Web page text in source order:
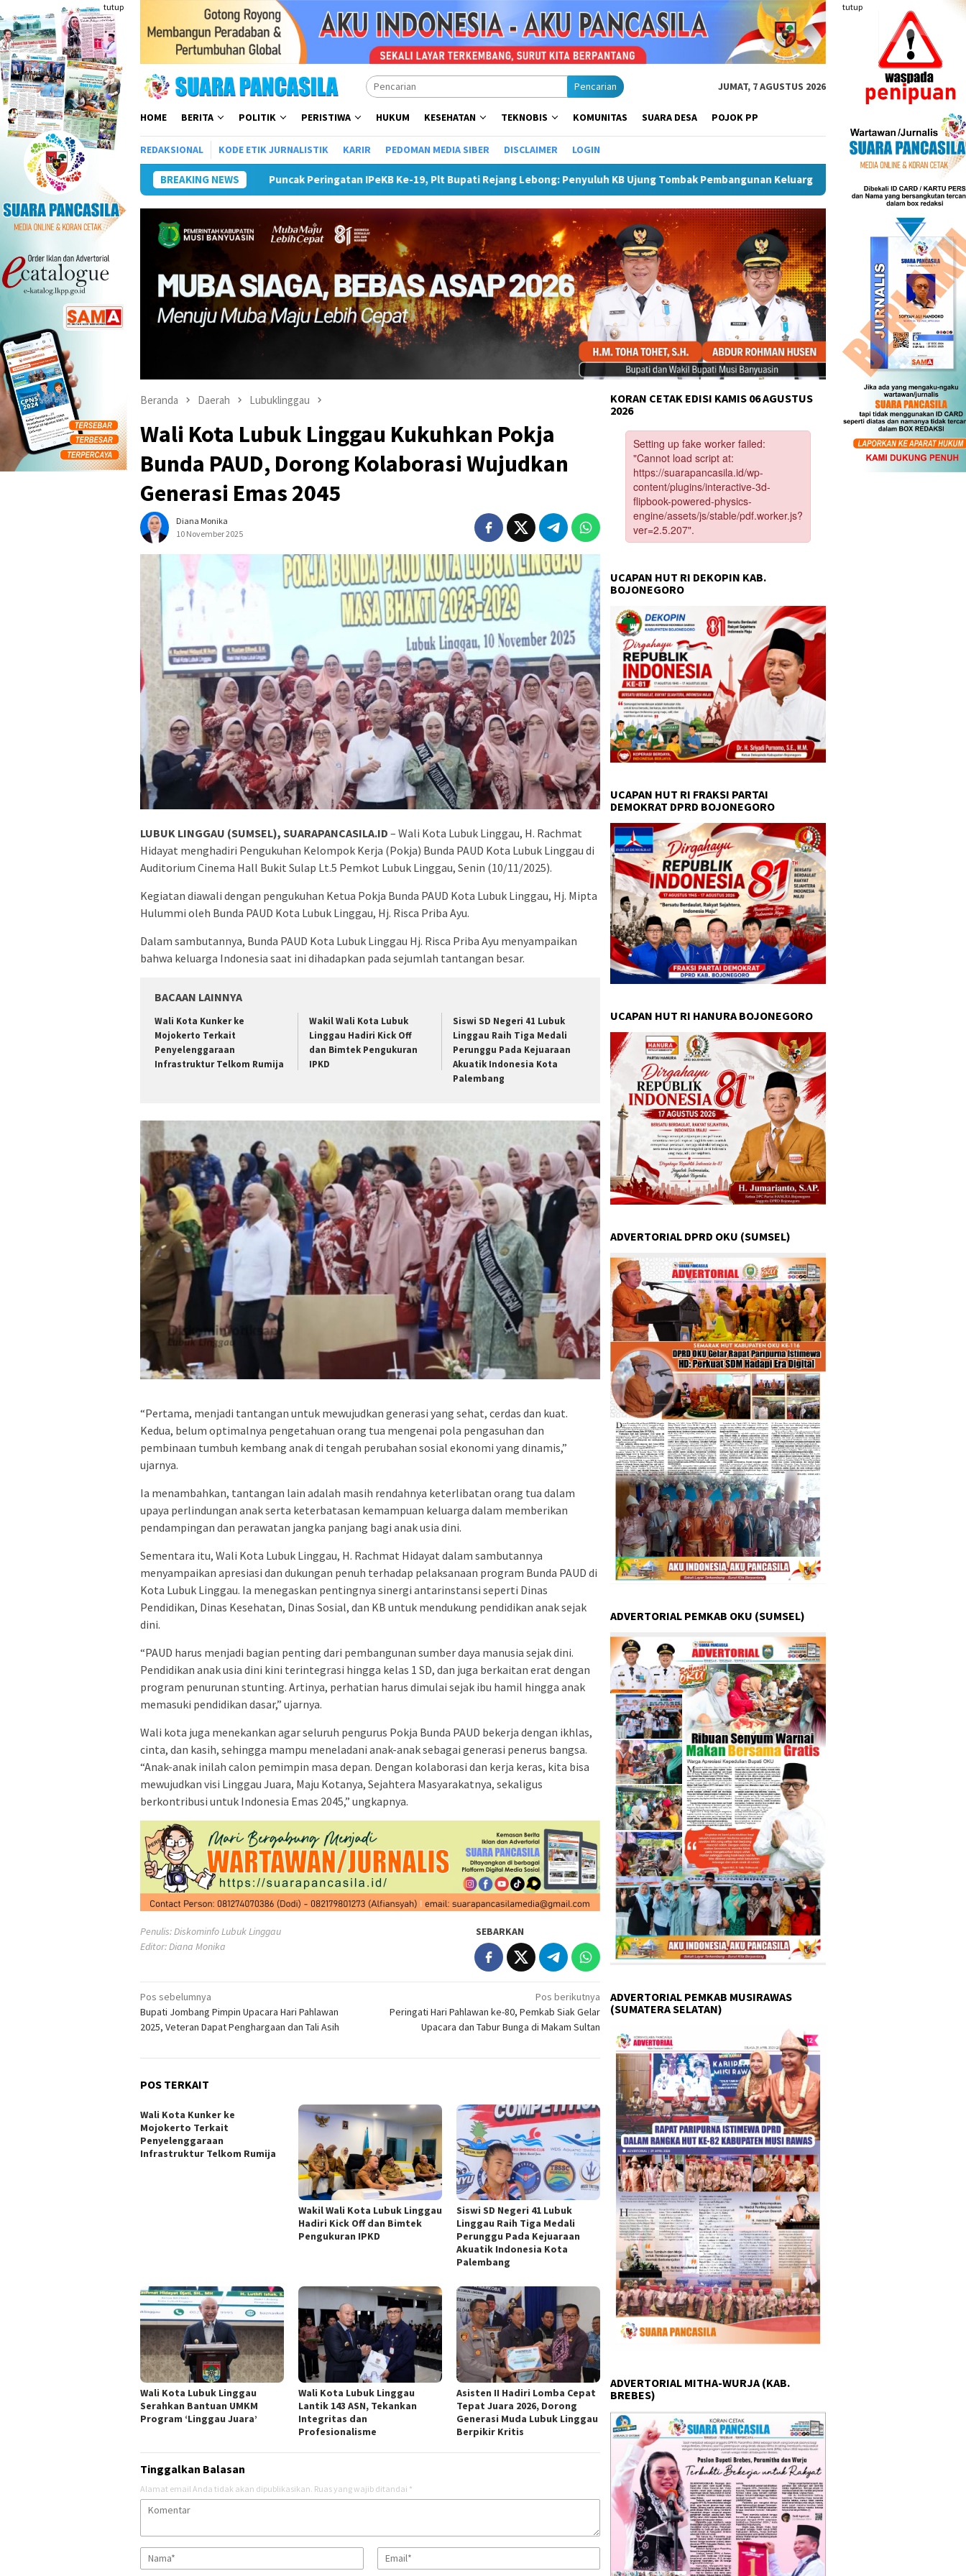
ke
konten
tutup tutup
Pencarian JUMAT, 7 AGUSTUS 2026
HOME BERITA POLITIK PERISTIWA HUKUM KESEHATAN TEKNOBIS KOMUNITAS SUARA DESA POJOK PP
REDAKSIONAL KODE ETIK JURNALISTIK KARIR PEDOMAN MEDIA SIBER DISCLAIMER LOGIN
BREAKING NEWS
Puncak Peringatan IPeKB Ke-19, Plt Bupati Rejang Lebong: Penyuluh KB Ujung Tombak Pembangunan Keluarga Sekda Pimpin Rapat, Pemkab Rejang Lebong
Beranda Daerah Lubuklinggau
Wali Kota Lubuk Linggau Kukuhkan Pokja
Bunda PAUD, Dorong Kolaborasi Wujudkan
Generasi Emas 2045
Diana Monika
10 November 2025
LUBUK LINGGAU (SUMSEL), SUARAPANCASILA.ID – Wali Kota Lubuk Linggau, H. Rachmat
Hidayat menghadiri Pengukuhan Kelompok Kerja (Pokja) Bunda PAUD Kota Lubuk Linggau di
Auditorium Cinema Hall Bukit Sulap Lt.5 Pemkot Lubuk Linggau, Senin (10/11/2025).
Kegiatan diawali dengan pengukuhan Ketua Pokja Bunda PAUD Kota Lubuk Linggau, Hj. Mipta
Hulummi oleh Bunda PAUD Kota Lubuk Linggau, Hj. Risca Priba Ayu.
Dalam sambutannya, Bunda PAUD Kota Lubuk Linggau Hj. Risca Priba Ayu menyampaikan
bahwa keluarga Indonesia saat ini dihadapkan pada sejumlah tantangan besar.
BACAAN LAINNYA
Wali Kota Kunker ke
Mojokerto Terkait
Penyelenggaraan
Infrastruktur Telkom Rumija
Wakil Wali Kota Lubuk
Linggau Hadiri Kick Off
dan Bimtek Pengukuran
IPKD
Siswi SD Negeri 41 Lubuk
Linggau Raih Tiga Medali
Perunggu Pada Kejuaraan
Akuatik Indonesia Kota
Palembang
“Pertama, menjadi tantangan untuk mewujudkan generasi yang sehat, cerdas dan kuat.
Kedua, belum optimalnya pengetahuan orang tua mengenai pola pengasuhan dan
pembinaan tumbuh kembang anak di tengah perubahan sosial ekonomi yang dinamis,”
ujarnya.
Ia menambahkan, tantangan lain adalah masih rendahnya keterlibatan orang tua dalam
upaya perlindungan anak serta keterbatasan kemampuan keluarga dalam memberikan
pendampingan dan perawatan jangka panjang bagi anak usia dini.
Sementara itu, Wali Kota Lubuk Linggau, H. Rachmat Hidayat dalam sambutannya
menyampaikan apresiasi dan dukungan penuh terhadap pelaksanaan program Bunda PAUD di
Kota Lubuk Linggau. Ia menegaskan pentingnya sinergi antarinstansi seperti Dinas
Pendidikan, Dinas Kesehatan, Dinas Sosial, dan KB untuk mendukung pendidikan anak sejak
dini.
“PAUD harus menjadi bagian penting dari pembangunan sumber daya manusia sejak dini.
Pendidikan anak usia dini kini terintegrasi hingga kelas 1 SD, dan juga berkaitan erat dengan
program penurunan stunting. Artinya, perhatian harus dimulai sejak ibu hamil hingga anak
memasuki pendidikan dasar,” ujarnya.
Wali kota juga menekankan agar seluruh pengurus Pokja Bunda PAUD bekerja dengan ikhlas,
cinta, dan kasih, sehingga mampu meneladani anak-anak sebagai generasi penerus bangsa.
“Anak-anak inilah calon pemimpin masa depan. Dengan kolaborasi dan kerja keras, kita bisa
mewujudkan visi Linggau Juara, Maju Kotanya, Sejahtera Masyarakatnya, sekaligus
berkontribusi untuk Indonesia Emas 2045,” ungkapnya.
Penulis: Diskominfo Lubuk Linggau
Editor: Diana Monika
SEBARKAN
Navigasi
pos
Pos sebelumnya
Bupati Jombang Pimpin Upacara Hari Pahlawan
2025, Veteran Dapat Penghargaan dan Tali Asih
Pos berikutnya
Peringati Hari Pahlawan ke-80, Pemkab Siak Gelar
Upacara dan Tabur Bunga di Makam Sultan
POS TERKAIT
Wali Kota Kunker ke
Mojokerto Terkait
Penyelenggaraan
Infrastruktur Telkom Rumija
Wakil Wali Kota Lubuk Linggau
Hadiri Kick Off dan Bimtek
Pengukuran IPKD
Siswi SD Negeri 41 Lubuk
Linggau Raih Tiga Medali
Perunggu Pada Kejuaraan
Akuatik Indonesia Kota
Palembang
Wali Kota Lubuk Linggau
Serahkan Bantuan UMKM
Program ‘Linggau Juara’
Wali Kota Lubuk Linggau
Lantik 143 ASN, Tekankan
Integritas dan
Profesionalisme
Asisten II Hadiri Lomba Cepat
Tepat Juara 2026, Dorong
Generasi Muda Lubuk Linggau
Berpikir Kritis
Tinggalkan Balasan
Alamat email Anda tidak akan dipublikasikan. Ruas yang wajib ditandai *
KORAN CETAK EDISI KAMIS 06 AGUSTUS
2026
UCAPAN HUT RI DEKOPIN KAB.
BOJONEGORO
UCAPAN HUT RI FRAKSI PARTAI
DEMOKRAT DPRD BOJONEGORO
UCAPAN HUT RI HANURA BOJONEGORO
ADVERTORIAL DPRD OKU (SUMSEL)
ADVERTORIAL PEMKAB OKU (SUMSEL)
ADVERTORIAL PEMKAB MUSIRAWAS
(SUMATERA SELATAN)
ADVERTORIAL MITHA-WURJA (KAB.
BREBES)